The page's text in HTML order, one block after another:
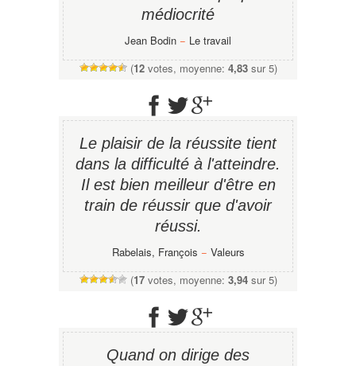
médiocrité
Jean Bodin − Le travail
(12votes, moyenne: 4,83sur 5)
Le plaisir de la réussite tient
dans la difficulté à l'atteindre.
Il est bien meilleur d'être en
train de réussir que d'avoir
réussi.
Rabelais, François − Valeurs
(17votes, moyenne: 3,94sur 5)
Quand on dirige des